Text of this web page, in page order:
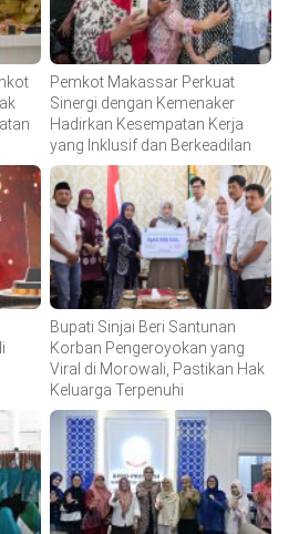
Pemkot Makassar Perkuat
Sinergi dengan Kemenaker
Hadirkan Kesempatan Kerja
yang Inklusif dan Berkeadilan
Bupati Sinjai Beri Santunan
Korban Pengeroyokan yang
Viral di Morowali, Pastikan Hak
Keluarga Terpenuhi